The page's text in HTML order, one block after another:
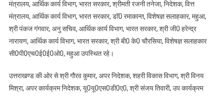
मंत्रालय, आर्थिक कार्य विभाग, भारत सरकार, श्रीमती रजनी तनेजा, निदेशक, वित्त
मंत्रालय, आर्थिक कार्य विभाग, भारत सरकार, डॉ0 रमाकान्त, विशेषज्ञ सलाहकार, महुआ,
श्री पंकज गंगवार, अनु सचिव, आर्थिक कार्य विभाग, भारत सरकार, श्री जी0 हरेन्द्र
नारायण, आर्थिक कार्य विभाग, भारत सरकार, श्री बी0 के0 चौरसिया, विशेषज्ञ सलाहकार
सी0पी0एच0ई0ई0ओ0, महुआ उपस्थित रहे।
उत्तराखण्ड की ओर से श्री गौरव कुमार, अपर निदेशक, शहरी विकास विभाग, श्री विनय
मिश्रा, अपर कार्यक्रम निदेशक, यू0यू0एस0डी0ए0, श्री संजय तिवारी, उप कार्यक्रम